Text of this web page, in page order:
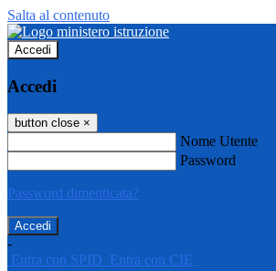
Salta al contenuto
Accedi
Accedi
button close ×
Nome Utente
Password
Password dimenticata?
-
Entra con SPID Entra con CIE